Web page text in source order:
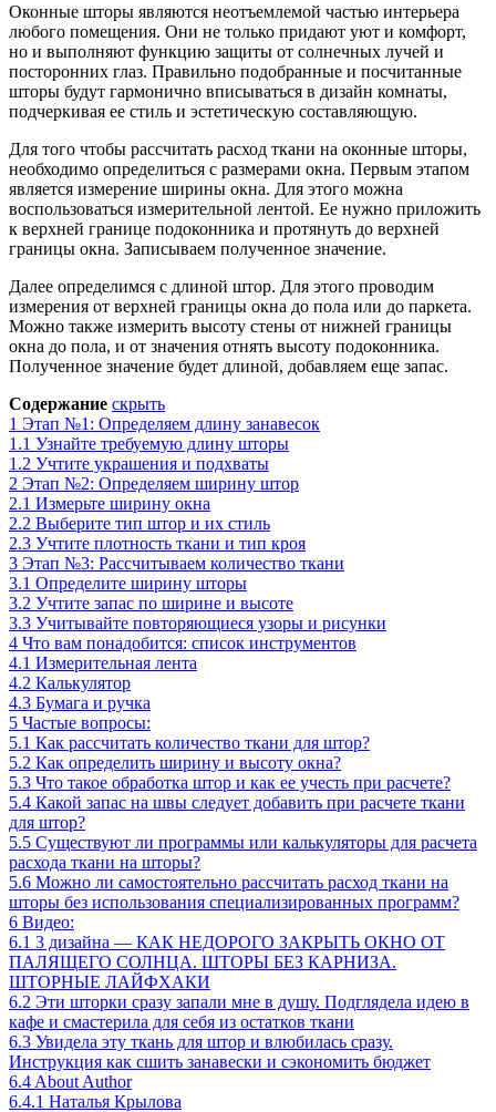
Оконные шторы являются неотъемлемой частью интерьера
любого помещения. Они не только придают уют и комфорт,
но и выполняют функцию защиты от солнечных лучей и
посторонних глаз. Правильно подобранные и посчитанные
шторы будут гармонично вписываться в дизайн комнаты,
подчеркивая ее стиль и эстетическую составляющую.
Для того чтобы рассчитать расход ткани на оконные шторы,
необходимо определиться с размерами окна. Первым этапом
является измерение ширины окна. Для этого можна
воспользоваться измерительной лентой. Ее нужно приложить
к верхней границе подоконника и протянуть до верхней
границы окна. Записываем полученное значение.
Далее определимся с длиной штор. Для этого проводим
измерения от верхней границы окна до пола или до паркета.
Можно также измерить высоту стены от нижней границы
окна до пола, и от значения отнять высоту подоконника.
Полученное значение будет длиной, добавляем еще запас.
Содержание скрыть
1 Этап №1: Определяем длину занавесок
1.1 Узнайте требуемую длину шторы
1.2 Учтите украшения и подхваты
2 Этап №2: Определяем ширину штор
2.1 Измерьте ширину окна
2.2 Выберите тип штор и их стиль
2.3 Учтите плотность ткани и тип кроя
3 Этап №3: Рассчитываем количество ткани
3.1 Определите ширину шторы
3.2 Учтите запас по ширине и высоте
3.3 Учитывайте повторяющиеся узоры и рисунки
4 Что вам понадобится: список инструментов
4.1 Измерительная лента
4.2 Калькулятор
4.3 Бумага и ручка
5 Частые вопросы:
5.1 Как рассчитать количество ткани для штор?
5.2 Как определить ширину и высоту окна?
5.3 Что такое обработка штор и как ее учесть при расчете?
5.4 Какой запас на швы следует добавить при расчете ткани
для штор?
5.5 Существуют ли программы или калькуляторы для расчета
расхода ткани на шторы?
5.6 Можно ли самостоятельно рассчитать расход ткани на
шторы без использования специализированных программ?
6 Видео:
6.1 3 дизайна — КАК НЕДОРОГО ЗАКРЫТЬ ОКНО ОТ
ПАЛЯЩЕГО СОЛНЦА. ШТОРЫ БЕЗ КАРНИЗА.
ШТОРНЫЕ ЛАЙФХАКИ
6.2 Эти шторки сразу запали мне в душу. Подглядела идею в
кафе и смастерила для себя из остатков ткани
6.3 Увидела эту ткань для штор и влюбилась сразу.
Инструкция как сшить занавески и сэкономить бюджет
6.4 About Author
6.4.1 Наталья Крылова